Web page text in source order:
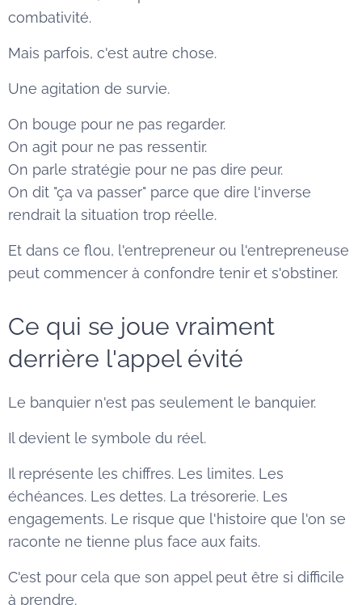
combativité.
Mais parfois, c'est autre chose.
Une agitation de survie.
On bouge pour ne pas regarder.
On agit pour ne pas ressentir.
On parle stratégie pour ne pas dire peur.
On dit "ça va passer" parce que dire l'inverse
rendrait la situation trop réelle.
Et dans ce flou, l'entrepreneur ou l'entrepreneuse
peut commencer à confondre tenir et s'obstiner.
Ce qui se joue vraiment
derrière l'appel évité
Le banquier n'est pas seulement le banquier.
Il devient le symbole du réel.
Il représente les chiffres. Les limites. Les
échéances. Les dettes. La trésorerie. Les
engagements. Le risque que l'histoire que l'on se
raconte ne tienne plus face aux faits.
C'est pour cela que son appel peut être si difficile
à prendre.